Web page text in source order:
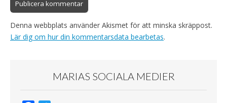
Denna webbplats använder Akismet för att minska skräppost.
Lär dig om hur din kommentarsdata bearbetas.
MARIAS SOCIALA MEDIER